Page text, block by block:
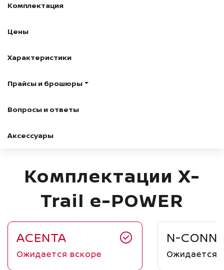
Комплектация
Цены
Характеристики
Прайсы и брошюры
Вопросы и ответы
Аксессуары
Комплектации X-
Trail e-POWER
ACENTA
Ожидается вскоре
N-
Ожидается